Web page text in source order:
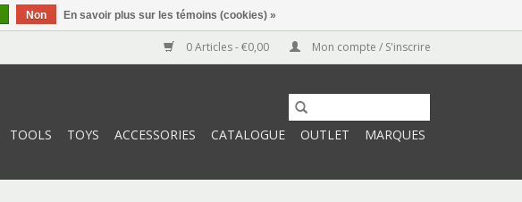
0 Articles - €0,00 Mon compte / S'inscrire
TOOLS TOYS ACCESSORIES CATALOGUE OUTLET MARQUES
Non En savoir plus sur les témoins (cookies) »